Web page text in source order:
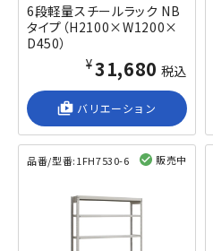
6段軽量スチールラック NB
タイプ（H2100×W1200×
D450）
¥31,680 税込
shop_2 バリエーション
品番/型番:1FH7530-6 販売中